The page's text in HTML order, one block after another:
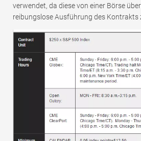
verwendet, da diese von einer Börse
reibungslose Ausführung des Kontrakts